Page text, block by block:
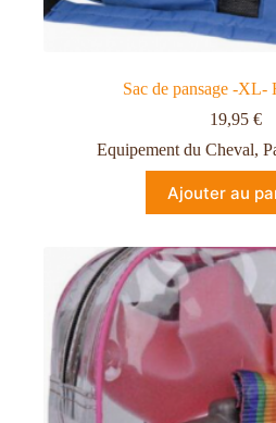
Sac de pansage -
19,95€
Equipement du Cheval,
Ajouter au